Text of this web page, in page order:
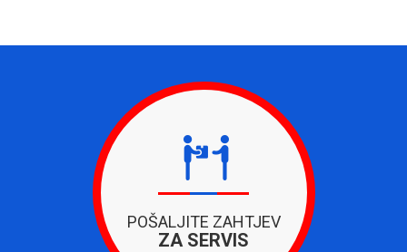
POŠALJITE ZAHTJEV
ZA SERVIS